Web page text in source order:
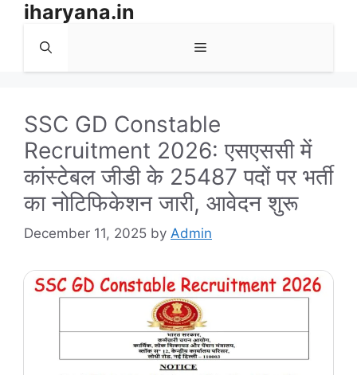
Skip
content
iharyana.in
Menu
SSC GD Constable
Recruitment 2026: एसएससी में
कांस्टेबल जीडी के 25487 पदों पर भर्ती
का नोटिफिकेशन जारी, आवेदन शुरू
December 11, 2025 by Admin